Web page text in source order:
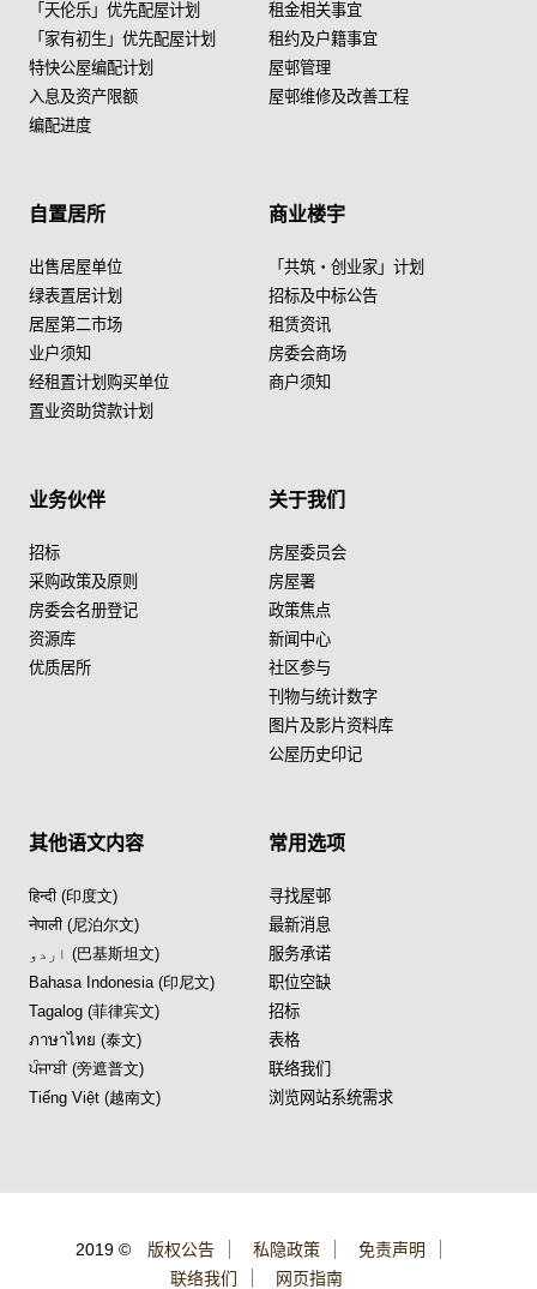
「天伦乐」优先配屋计划
「家有初生」优先配屋计划
特快公屋编配计划
入息及资产限额
编配进度
租金相关事宜
租约及户籍事宜
屋邨管理
屋邨维修及改善工程
自置居所
出售居屋单位
绿表置居计划
居屋第二市场
业户须知
经租置计划购买单位
置业资助贷款计划
商业楼宇
「共筑・创业家」计划
招标及中标公告
租赁资讯
房委会商场
商户须知
业务伙伴
招标
采购政策及原则
房委会名册登记
资源库
优质居所
关于我们
房屋委员会
房屋署
政策焦点
新闻中心
社区参与
刊物与统计数字
图片及影片资料库
公屋历史印记
其他语文内容
हिन्दी (印度文)
नेपाली (尼泊尔文)
اردو (巴基斯坦文)
Bahasa Indonesia (印尼文)
Tagalog (菲律宾文)
ภาษาไทย (泰文)
ਪੰਜਾਬੀ (旁遮普文)
Tiếng Việt (越南文)
常用选项
寻找屋邨
最新消息
服务承诺
职位空缺
招标
表格
联络我们
浏览网站系统需求
2019 © 版权公告 私隐政策
免责声明
联络我们
网页指南